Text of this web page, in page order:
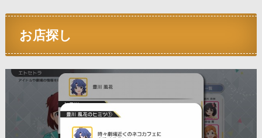
お店探し